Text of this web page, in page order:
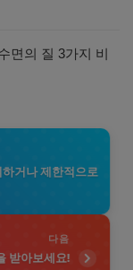
면의 질 3가지 비
거나 제한적으로
다음
받아보세요!